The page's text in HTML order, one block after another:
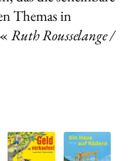
Themas in
Ruth Rousselange /